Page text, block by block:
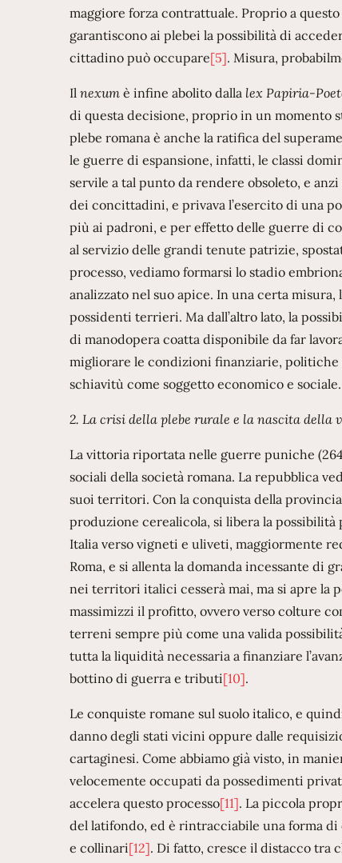
maggiore forza contrattuale. Proprio a
garantiscono ai plebei la possibilità di
cittadino può occupare[5]. Misura,
Il nexum è infine abolito dalla lex Papiria-
di questa decisione, proprio in un momento
plebe romana è anche la ratifica del
le guerre di espansione, infatti, le classi
servile a tal punto da rendere obsoleto, e
dei concittadini, e privava l’esercito di una
più ai padroni, e per effetto delle guerre di
al servizio delle grandi tenute patrizie,
processo, vediamo formarsi lo stadio
analizzato nel suo apice. In una certa
possidenti terrieri. Ma dall’altro lato, la
di manodopera coatta disponibile da far
migliorare le condizioni finanziarie, politiche
schiavitù come soggetto economico e sociale.
2. La crisi della plebe rurale e la nascita della
La vittoria riportata nelle guerre puniche
sociali della società romana. La repubblica
suoi territori. Con la conquista della
produzione cerealicola, si libera la
Italia verso vigneti e uliveti, maggiormente
Roma, e si allenta la domanda incessante di
nei territori italici cesserà mai, ma si apre la
massimizzi il profitto, ovvero verso colture
terreni sempre più come una valida
tutta la liquidità necessaria a finanziare
bottino di guerra e tributi[10].
Le conquiste romane sul suolo italico, e
danno degli stati vicini oppure dalle
cartaginesi. Come abbiamo già visto, in
velocemente occupati da possedimenti
accelera questo processo[11]. La piccola
del latifondo, ed è rintracciabile una forma
e collinari[12]. Di fatto, cresce il distacco tra